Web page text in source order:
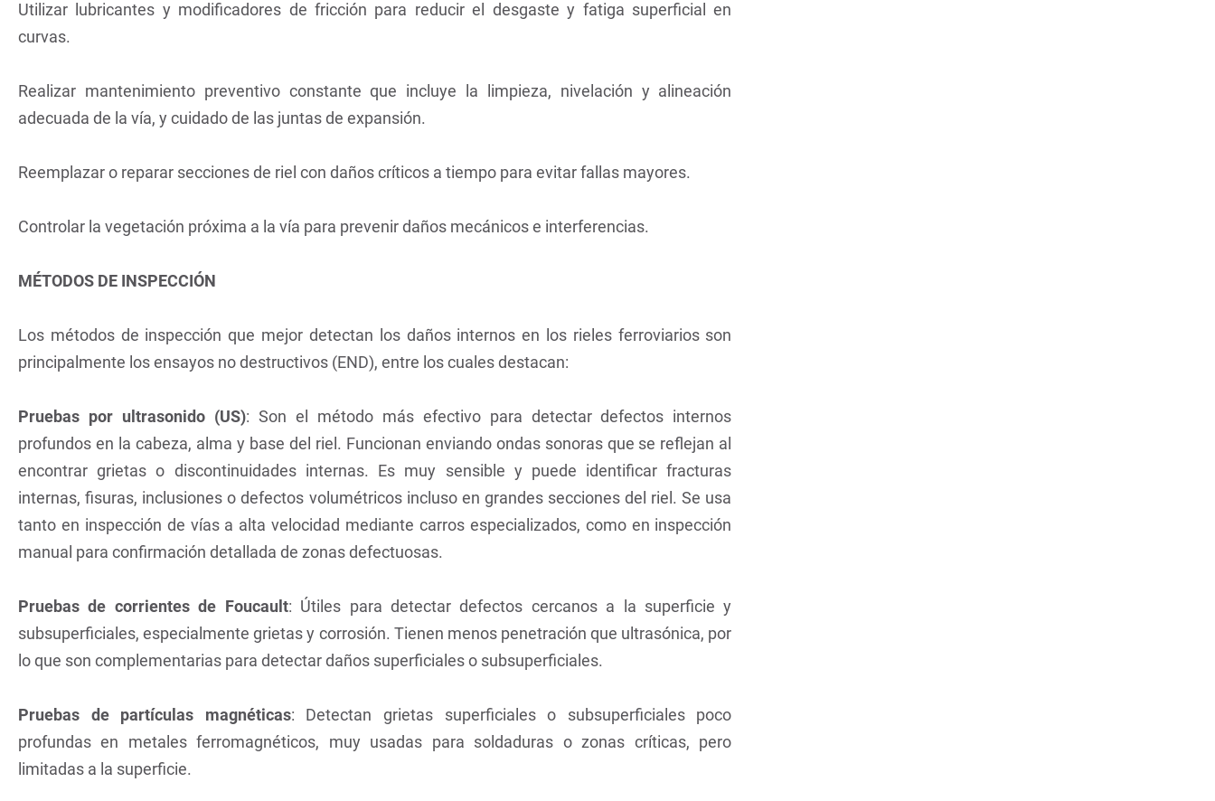
Utilizar lubricantes y modificadores de fricción para reducir el desgaste y fatiga superficial en
curvas.
Realizar mantenimiento preventivo constante que incluye la limpieza, nivelación y alineación
adecuada de la vía, y cuidado de las juntas de expansión.
Reemplazar o reparar secciones de riel con daños críticos a tiempo para evitar fallas mayores.
Controlar la vegetación próxima a la vía para prevenir daños mecánicos e interferencias.
MÉTODOS DE INSPECCIÓN
Los métodos de inspección que mejor detectan los daños internos en los rieles ferroviarios son
principalmente los ensayos no destructivos (END), entre los cuales destacan:
Pruebas por ultrasonido (US): Son el método más efectivo para detectar defectos internos
profundos en la cabeza, alma y base del riel. Funcionan enviando ondas sonoras que se reflejan al
encontrar grietas o discontinuidades internas. Es muy sensible y puede identificar fracturas
internas, fisuras, inclusiones o defectos volumétricos incluso en grandes secciones del riel. Se usa
tanto en inspección de vías a alta velocidad mediante carros especializados, como en inspección
manual para confirmación detallada de zonas defectuosas.
Pruebas de corrientes de Foucault: Útiles para detectar defectos cercanos a la superficie y
subsuperficiales, especialmente grietas y corrosión. Tienen menos penetración que ultrasónica, por
lo que son complementarias para detectar daños superficiales o subsuperficiales.
Pruebas de partículas magnéticas: Detectan grietas superficiales o subsuperficiales poco
profundas en metales ferromagnéticos, muy usadas para soldaduras o zonas críticas, pero
limitadas a la superficie.